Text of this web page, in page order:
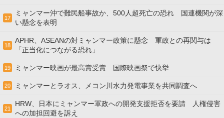
17
ミャンマー沖で難民船事故か、500人超死亡の恐れ 国連機関が深
い懸念を表明
18
APHR、ASEANの対ミャンマー政策に懸念 軍政との再関与は
「正当化につながる恐れ」
19 ミャンマー映画が最高賞受賞 国際映画祭で快挙
20 ミャンマーとラオス、メコン川水力発電事業を共同調査へ
21
HRW、日本にミャンマー軍政への開発支援拒否を要請 人権侵害
への加担回避を訴え